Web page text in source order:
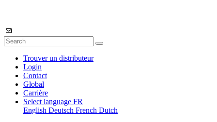
Trouver un distributeur
Login
Contact
Global
Carrière
Select language FR
English Deutsch French Dutch